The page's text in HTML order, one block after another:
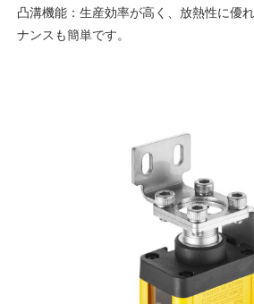
凸溝機能：生産効率が高く、放熱性に優
ナンスも簡単です。